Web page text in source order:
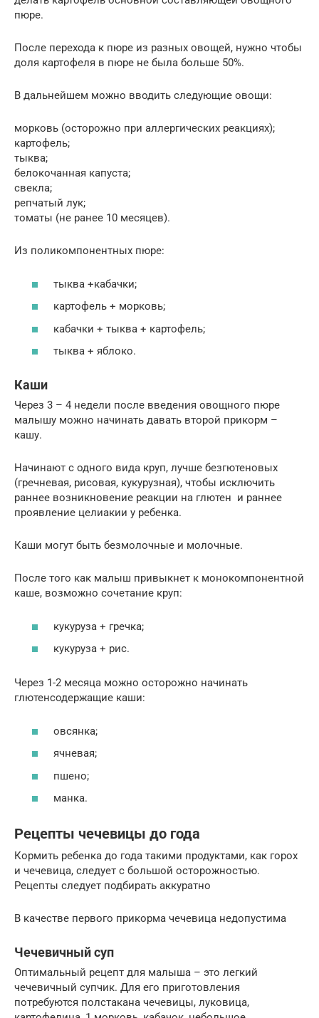
пюре.
После перехода к пюре из разных овощей, нужно чтобы
доля картофеля в пюре не была больше 50%.
В дальнейшем можно вводить следующие овощи:
морковь (осторожно при аллергических реакциях);
картофель;
тыква;
белокочанная капуста;
свекла;
репчатый лук;
томаты (не ранее 10 месяцев).
Из поликомпонентных пюре:
тыква +кабачки;
картофель + морковь;
кабачки + тыква + картофель;
тыква + яблоко.
Каши
Через 3 – 4 недели после введения овощного пюре
малышу можно начинать давать второй прикорм –
кашу.
Начинают с одного вида круп, лучше безгютеновых
(гречневая, рисовая, кукурузная), чтобы исключить
раннее возникновение реакции на глютен и раннее
проявление целиакии у ребенка.
Каши могут быть безмолочные и молочные.
После того как малыш привыкнет к монокомпонентной
каше, возможно сочетание круп:
кукуруза + гречка;
кукуруза + рис.
Через 1-2 месяца можно осторожно начинать
глютенсодержащие каши:
овсянка;
ячневая;
пшено;
манка.
Рецепты чечевицы до года
Кормить ребенка до года такими продуктами, как горох
и чечевица, следует с большой осторожностью.
Рецепты следует подбирать аккуратно
В качестве первого прикорма чечевица недопустима
Чечевичный суп
Оптимальный рецепт для малыша – это легкий
чечевичный супчик. Для его приготовления
потребуются полстакана чечевицы, луковица,